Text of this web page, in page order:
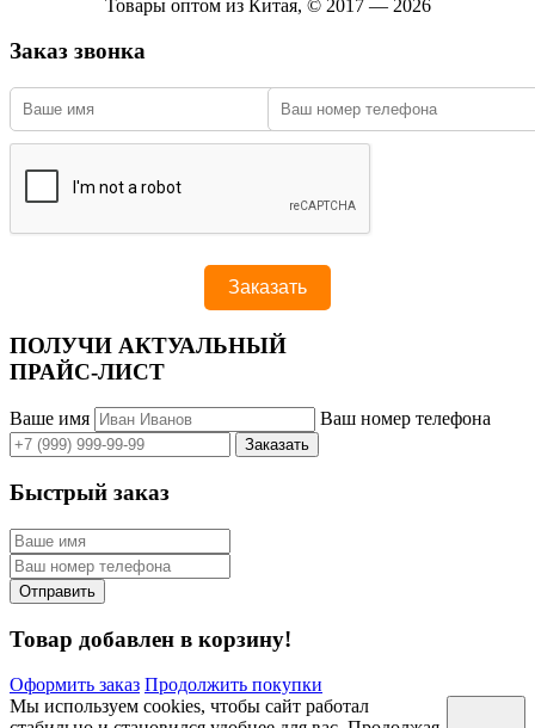
Товары оптом из Китая, © 2017 — 2026
Заказ звонка
ПОЛУЧИ АКТУАЛЬНЫЙ
ПРАЙС-ЛИСТ
Ваше имя Ваш номер телефона
Быстрый заказ
Товар добавлен в корзину!
Оформить заказ Продолжить покупки
Мы используем cookies, чтобы сайт работал